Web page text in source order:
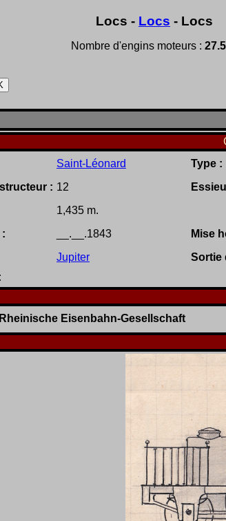
Locs - Locs - Locs
Nombre d'engins moteurs :
Saint-Léonard Type :
: 12
1,435 m.
__.__.1843 Mise
Jupiter Sortie
Rheinische Eisenbahn-Gesellschaft